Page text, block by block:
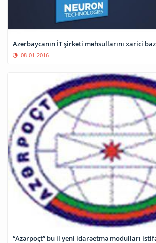
Azərbaycanın İT şirkəti məhsullarını xarici
08-01-2016
“Azərpoçt” bu il yeni idarəetmə